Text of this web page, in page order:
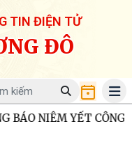
TIN ĐIỆN TỬ
ĐÔ
BÁO NIÊM YẾT CÔNG